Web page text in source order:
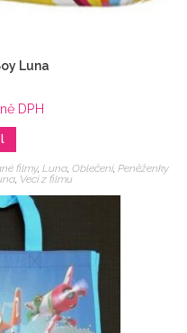
Luna
DPH
filmy, Luna, Oblečení, Peněženky
, Veci z filmu